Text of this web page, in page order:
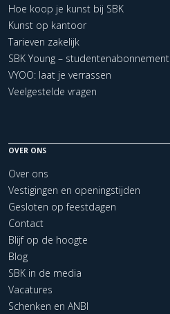
1 items. Pagina: 1
Hoe koop je kunst bij SBK
Kunst op kantoor
Tarieven zakelijk
SBK Young – studentenabonnement
VYOO: laat je verrassen
Veelgestelde vragen
OVER ONS
Over ons
Vestigingen en openingstijden
Gesloten op feestdagen
Contact
Blijf op de hoogte
Blog
SBK in de media
Vacatures
Schenken en ANBI